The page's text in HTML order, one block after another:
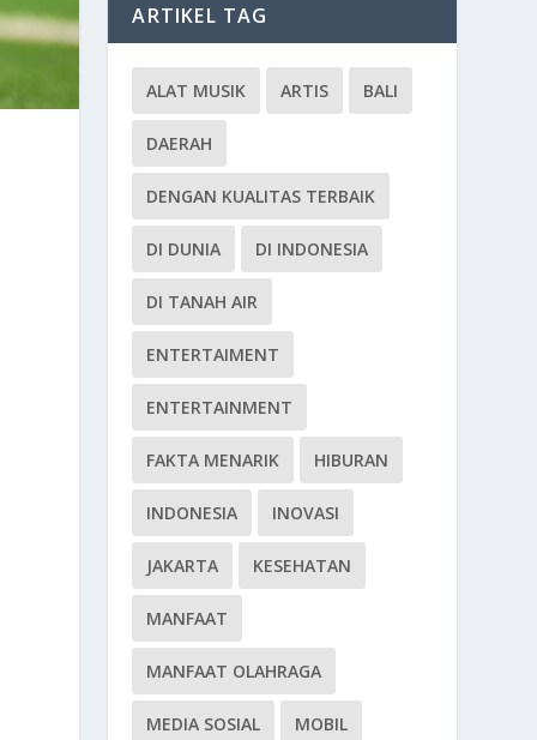
ARTIKEL TAG
ALAT MUSIK ARTIS BALI
DAERAH
DENGAN KUALITAS TERBAIK
DI DUNIA DI INDONESIA
DI TANAH AIR
ENTERTAIMENT
ENTERTAINMENT
FAKTA MENARIK HIBURAN
INDONESIA INOVASI
JAKARTA KESEHATAN
MANFAAT
MANFAAT OLAHRAGA
MEDIA SOSIAL MOBIL